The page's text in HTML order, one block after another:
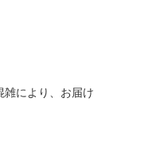
により、お届け